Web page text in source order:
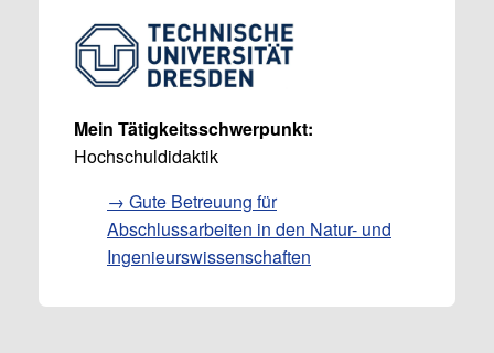
Mein Tätigkeitsschwerpunkt:
Hochschuldidaktik
→ Gute Betreuung für
Abschlussarbeiten in den Natur- und
Ingenieurswissenschaften